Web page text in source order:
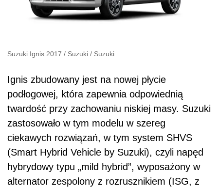
Suzuki Ignis 2017 / Suzuki / Suzuki
Ignis zbudowany jest na nowej płycie
podłogowej, która zapewnia odpowiednią
twardość przy zachowaniu niskiej masy. Suzuki
zastosowało w tym modelu w szereg
ciekawych rozwiązań, w tym system SHVS
(Smart Hybrid Vehicle by Suzuki), czyli napęd
hybrydowy typu „mild hybrid”, wyposażony w
alternator zespolony z rozrusznikiem (ISG, z